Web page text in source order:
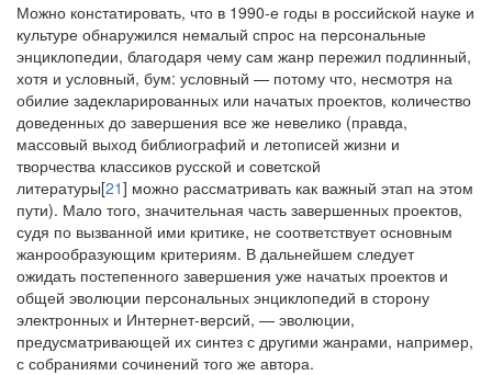
Можно констатировать, что в 1990-е годы в российской науке и
культуре обнаружился немалый спрос на персональные
энциклопедии, благодаря чему сам жанр пережил подлинный,
хотя и условный, бум: условный — потому что, несмотря на
обилие задекларированных или начатых проектов, количество
доведенных до завершения все же невелико (правда,
массовый выход библиографий и летописей жизни и
творчества классиков русской и советской
литературы[21] можно рассматривать как важный этап на этом
пути). Мало того, значительная часть завершенных проектов,
судя по вызванной ими критике, не соответствует основным
жанрообразующим критериям. В дальнейшем следует
ожидать постепенного завершения уже начатых проектов и
общей эволюции персональных энциклопедий в сторону
электронных и Интернет-версий, — эволюции,
предусматривающей их синтез с другими жанрами, например,
с собраниями сочинений того же автора.